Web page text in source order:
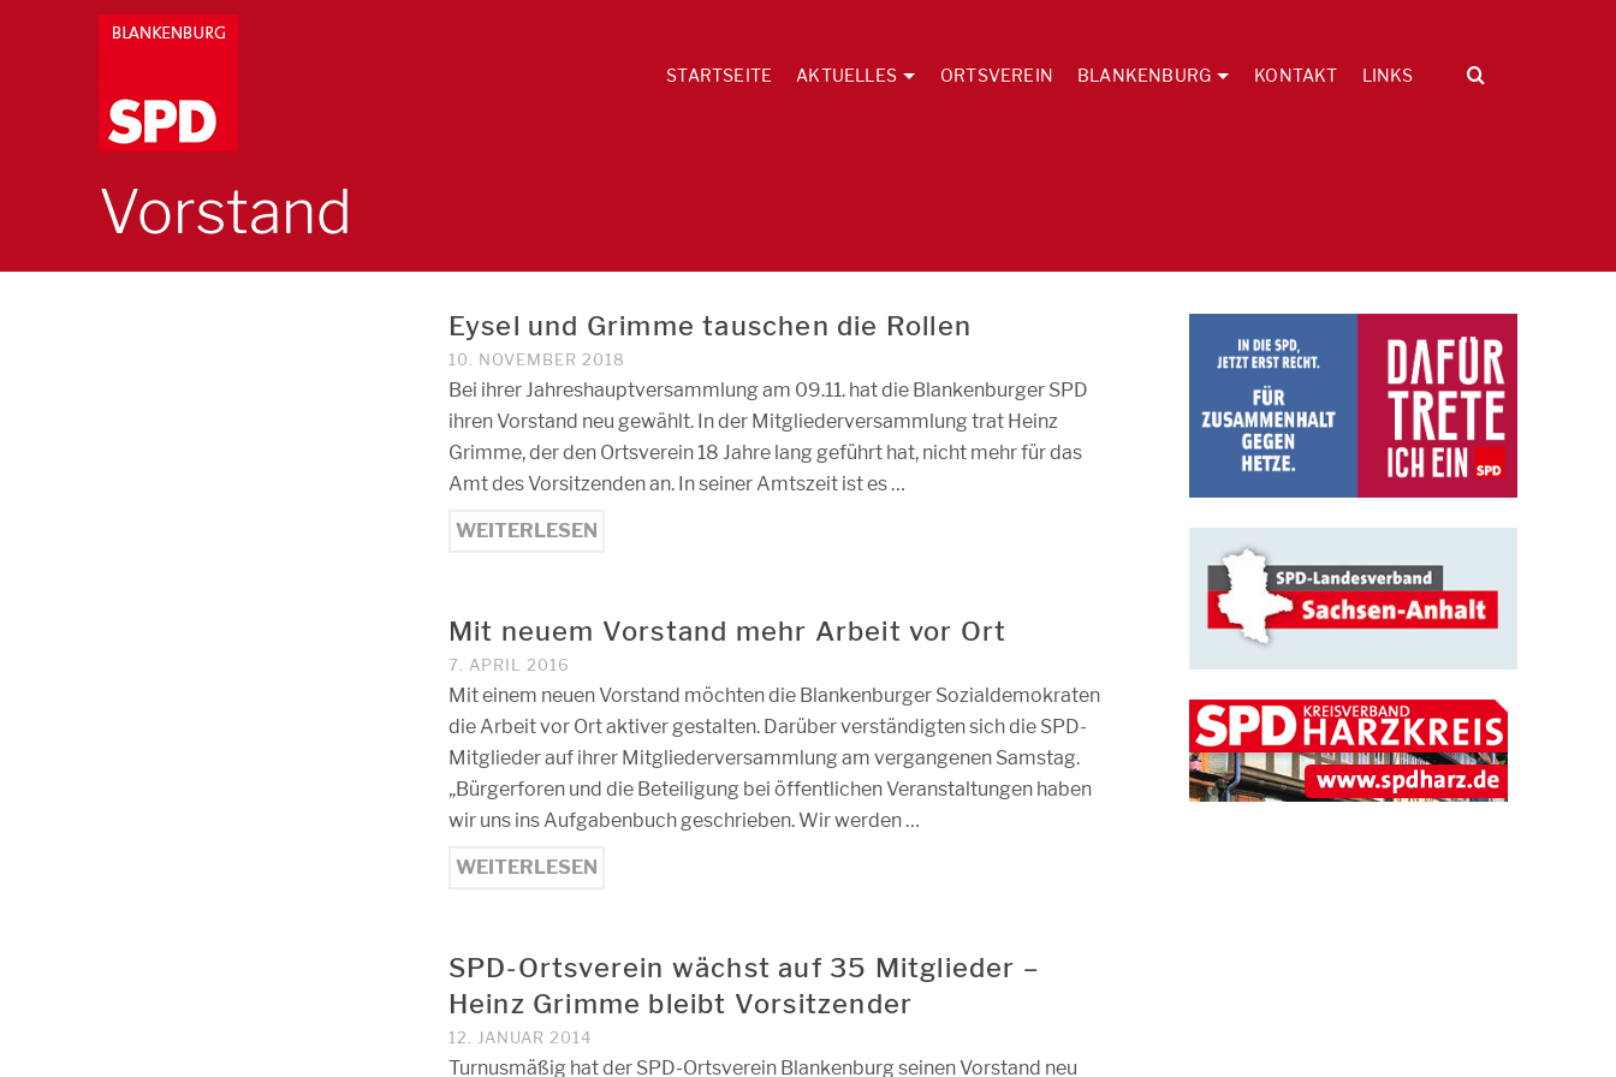
STARTSEITE AKTUELLES ORTSVEREIN BLANKENBURG KONTAKT LINKS
Vorstand
Eysel und Grimme tauschen die Rollen
10. NOVEMBER 2018
Bei ihrer Jahreshauptversammlung am 09.11. hat die Blankenburger SPD
ihren Vorstand neu gewählt. In der Mitgliederversammlung trat Heinz
Grimme, der den Ortsverein 18 Jahre lang geführt hat, nicht mehr für das
Amt des Vorsitzenden an. In seiner Amtszeit ist es …
WEITERLESEN
Mit neuem Vorstand mehr Arbeit vor Ort
7. APRIL 2016
Mit einem neuen Vorstand möchten die Blankenburger Sozialdemokraten
die Arbeit vor Ort aktiver gestalten. Darüber verständigten sich die SPD-
Mitglieder auf ihrer Mitgliederversammlung am vergangenen Samstag.
„Bürgerforen und die Beteiligung bei öffentlichen Veranstaltungen haben
wir uns ins Aufgabenbuch geschrieben. Wir werden …
WEITERLESEN
SPD-Ortsverein wächst auf 35 Mitglieder –
Heinz Grimme bleibt Vorsitzender
12. JANUAR 2014
Turnusmäßig hat der SPD-Ortsverein Blankenburg seinen Vorstand neu